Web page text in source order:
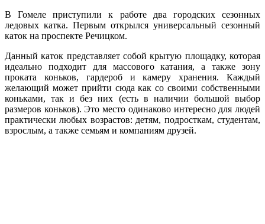
В Гомеле приступили к работе два городских сезонных
ледовых катка. Первым открылся универсальный сезонный
каток на проспекте Речицком.
Данный каток представляет собой крытую площадку, которая
идеально подходит для массового катания, а также зону
проката коньков, гардероб и камеру хранения. Каждый
желающий может прийти сюда как со своими собственными
коньками, так и без них (есть в наличии большой выбор
размеров коньков). Это место одинаково интересно для людей
практически любых возрастов: детям, подросткам, студентам,
взрослым, а также семьям и компаниям друзей.